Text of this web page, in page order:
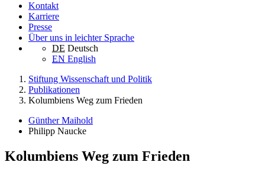
Kontakt
Karriere
Presse
Über uns in leichter Sprache
DE Deutsch
EN English
Stiftung Wissenschaft und Politik
Publikationen
Kolumbiens Weg zum Frieden
Günther Maihold
Philipp Naucke
Kolumbiens Weg zum Frieden